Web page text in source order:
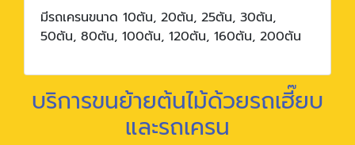
มีรถเครนขนาด 10ตัน, 20ตัน, 25ตัน, 30ตัน,
50ตัน, 80ตัน, 100ตัน, 120ตัน, 160ตัน, 200ตัน
บริการขนย้ายต้นไม้ด้วยรถเฮี๊ยบ
และรถเครน